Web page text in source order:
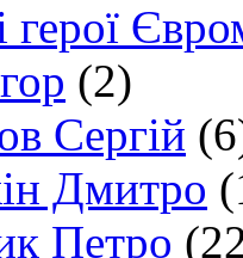
герої
(2)
Сергій
Дмитро
Петро